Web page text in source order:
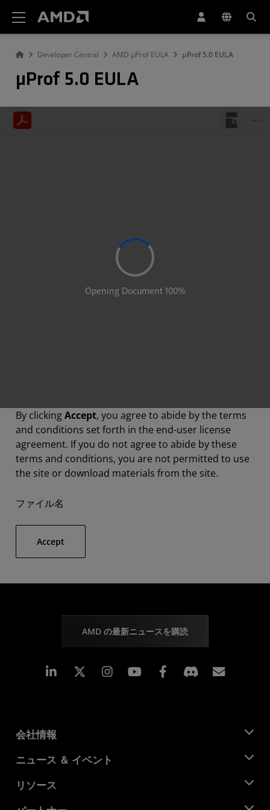
Developer Central AMD µProf EULA µProf 5.0 EULA
µProf 5.0 EULA
By clickingAccept, you agree to abide by the terms
and conditions set forth in the end-user license
agreement. If you do not agree to abide by these
terms and conditions, you are not permitted to use
the site or download materials from the site.
ファイル名
Accept
AMD の最新ニュースを購読
Linkedin Instagram Facebook
会社情報
AMD について
企業責任
キャリア
ニュース ＆ イベント
ニュースルーム
リソース